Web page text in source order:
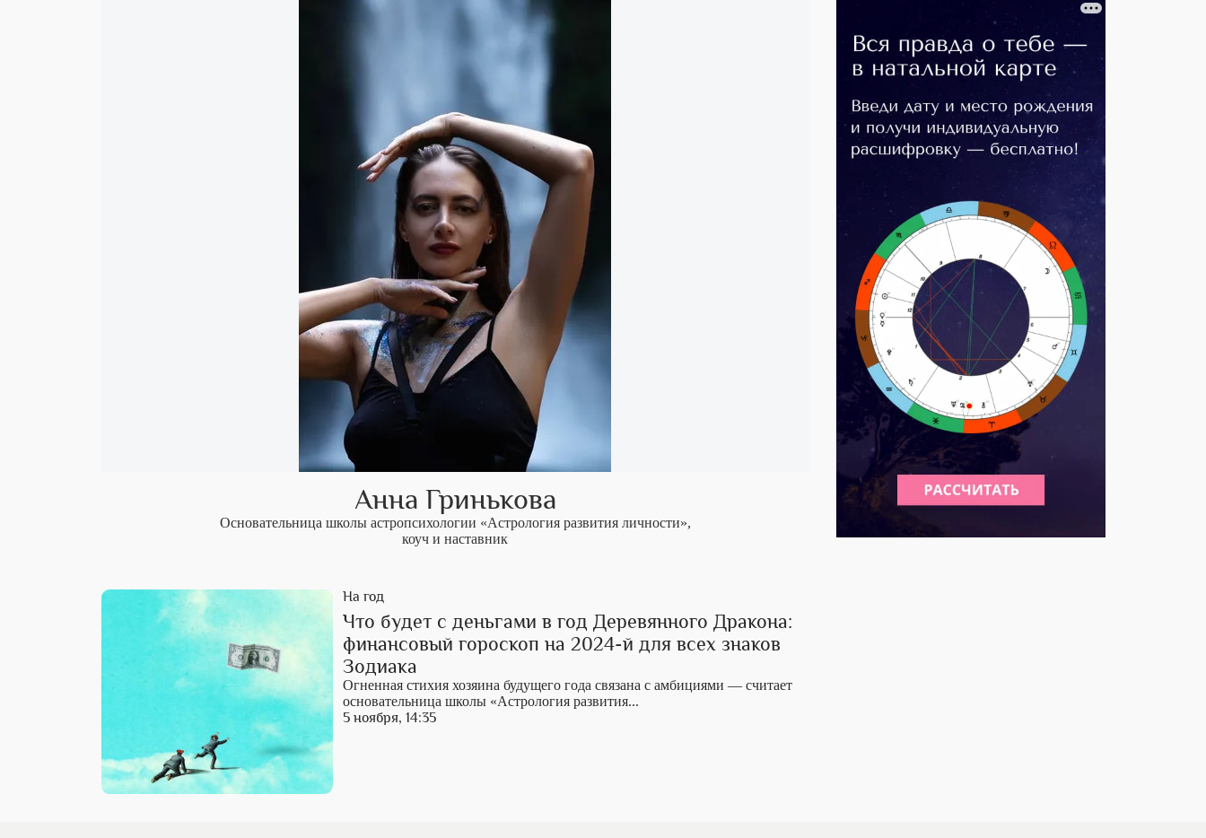
Анна Гринькова
Основательница школы астропсихологии «Астрология развития личности»,
коуч и наставник
На год
Что будет с деньгами в год Деревянного Дракона:
финансовый гороскоп на 2024-й для всех знаков
Зодиака
Огненная стихия хозяина будущего года связана с амбициями — считает
основательница школы «Астрология развития...
5 ноября, 14:35